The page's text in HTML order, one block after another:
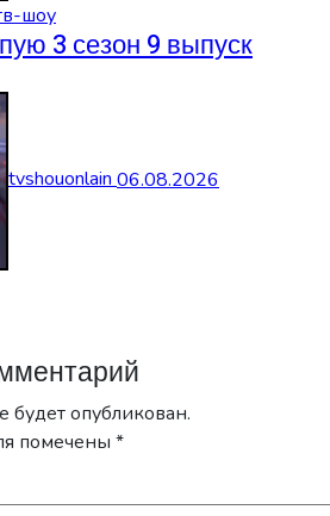
шоу
3 сезон 9 выпуск
tvshouonlain06.08.2026
будет опубликован.
помечены *